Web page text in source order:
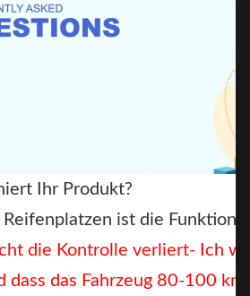
Ihr Produkt?
Reifenplatzen ist die Funktion
die Kontrolle verliert- Ich
dass das Fahrzeug 80-100